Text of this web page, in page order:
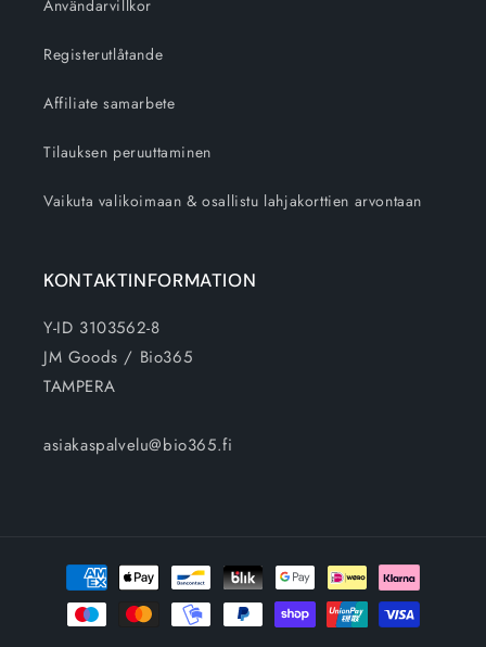
Användarvillkor
Registerutlåtande
Affiliate samarbete
Tilauksen peruuttaminen
Vaikuta valikoimaan & osallistu lahjakorttien arvontaan
KONTAKTINFORMATION
Y-ID 3103562-8
JM Goods / Bio365
TAMPERA
asiakaspalvelu@bio365.fi
Betalningsmetoder